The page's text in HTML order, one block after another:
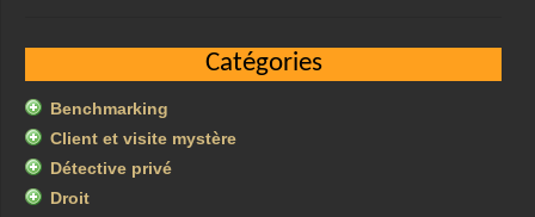
Catégories
Benchmarking
Client et visite mystère
Détective privé
Droit